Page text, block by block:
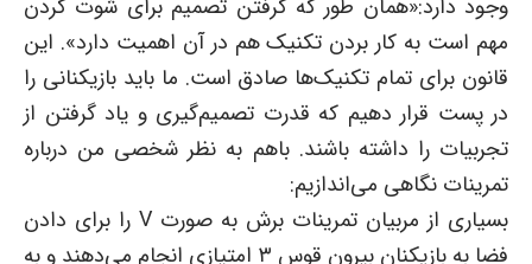
وجود دارد:«همان طور که گرفتن تصمیم برای شوت کردن
مهم است به کار بردن تکنیک هم در آن اهمیت دارد». این
قانون برای تمام تکنیک‌ها صادق است. ما باید بازیکنانی را
در پست قرار دهیم که قدرت تصمیم‌گیری و یاد گرفتن از
تجربیات را داشته باشند. باهم به نظر شخصی من درباره
تمرینات نگاهی می‌اندازیم:
بسیاری از مربیان تمرینات برش به صورت V را برای دادن
فضا به بازیکنان بیرون قوس ۳ امتیازی انجام می‌دهند و به